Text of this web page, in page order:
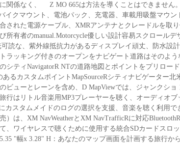
関係なく、 Z MO 665は方法を導くことはできません
イクマウント、電池パック、充電器、車載用吸盤マウ
された電源ケーブル、XMRアンテナとクレードルを取
所有者のmanual.Motorcycle優しい設計容易スクロール
可読な、紫外線抵抗力があるディスプレイ頑丈、防水設
ラッキング付きのオープンをナビゲート道路はそのよ
シティNavigatorR NTの道路地図とポイントをプリロ
あるカスタムポイントMapSourceRシティナビゲーター
ビューとレーンを含め、D MapViewでは、ジャンクシ
行はリトル音楽用MP3プレーヤーを聴く、オーディオ
カスタムメイドのログの選択を支援、音楽を聴く利用
）は、XM NavWeatherとXM NavTrafficRに対応
、ワイヤレスで聴くために使用する統合SDカードスロ
"幅x 3.28" H：あなたのマップ画面を計画する旅行